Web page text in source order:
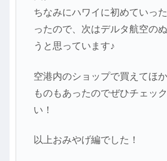
ちなみにハワイに初めていっ
ったので、次はデルタ航空の
うと思っています♪
空港内のショップで買えてほ
ものもあったのでぜひチェッ
い！
以上おみやげ編でした！